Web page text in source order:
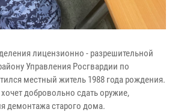
лицензионно - разрешительной
Управления Росгвардии по
местный житель 1988 года рождения.
добровольно сдать оружие,
демонтажа старого дома.